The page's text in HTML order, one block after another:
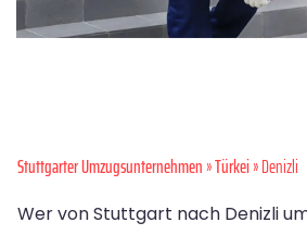
Stuttgarter Umzugsunternehmen»Türkei» Denizli
Wer von Stuttgart nach Denizli